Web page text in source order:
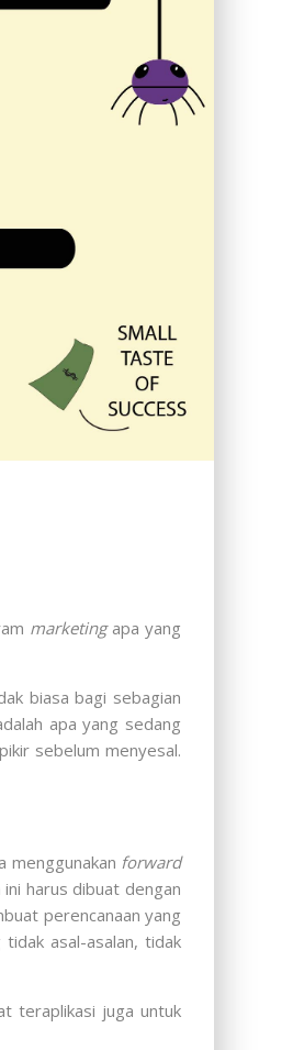
marketingapa yang
biasa bagi sebagian
apa yang sedang
sebelum menyesal.
menggunakan forward
harus dibuat dengan
perencanaan yang
asal-asalan, tidak
teraplikasi juga untuk